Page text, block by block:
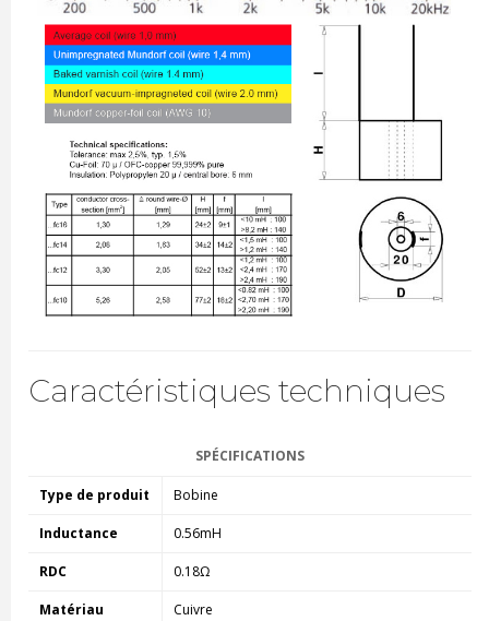
Caractéristiques techniques
SPÉCIFICATIONS
Type de produit Bobine
Inductance 0.56mH
RDC 0.18Ω
Matériau Cuivre